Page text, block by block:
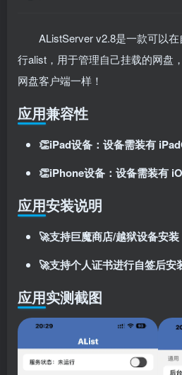
AListServer v2.8是一款可以
行alist，用于管理自己挂载的网盘
网盘客户端一样！
应用兼容性
👏iPad设备：设备需装有
👏iPhone设备：设备需装有
应用安装说明
🚀支持巨魔商店/越狱设备安装
🚀支持个人证书进行自签后安
应用实测截图